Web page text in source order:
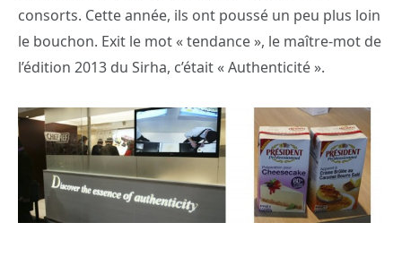
consorts. Cette année, ils ont poussé un peu plus loin
le bouchon. Exit le mot « tendance », le maître-mot de
l’édition 2013 du Sirha, c’était « Authenticité ».